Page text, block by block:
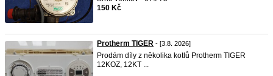
150 Kč
Protherm TIGER - [3.8. 2026]
Prodám díly z několika kotlů Protherm TIGER
12KOZ, 12KT ...